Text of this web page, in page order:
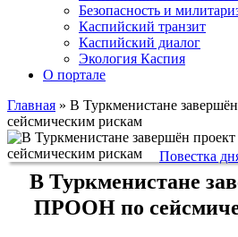
Безопасность и
Каспийский транзит
Каспийский диалог
Экология Каспия
О портале
Главная » В Туркменистане
сейсмическим рискам
Повестка
В Туркменистане
ПРООН по